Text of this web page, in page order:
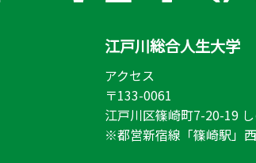
江戸川総合人生大学
アクセス
〒133-0061
江戸川区篠崎町7-20-19
※都営新宿線「篠崎駅」